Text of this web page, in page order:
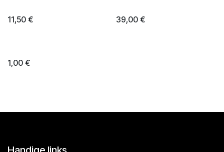
11,50 €
39,00€
1,00 €